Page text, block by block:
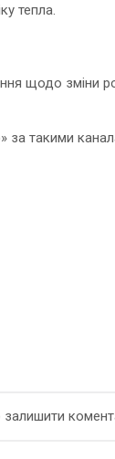
тепла.
щодо зміни
за такими